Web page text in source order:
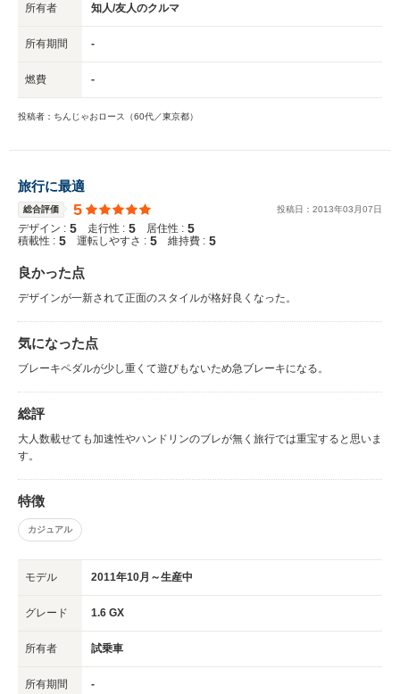
所有者 知人/友人のクルマ
所有期間 -
燃費 -
投稿者：ちんじゃおロース（60代／東京都）
旅行に最適
総合評価 5 投稿日： 2013年03 月07日
デザイン : 5 走行性 : 5 居住性 : 5
積載性 : 5 運転しやすさ : 5 維持費 : 5
良かった点
デザインが一新されて正面のスタイルが格好良くなった。
気になった点
ブレーキペダルが少し重くて遊びもないため急ブレーキになる。
総評
大人数載せても加速性やハンドリンのブレが無く旅行では重宝すると思いま
す。
特徴
カジュアル
モデル 2011年10月～生産中
グレード 1.6 GX
所有者 試乗車
所有期間 -